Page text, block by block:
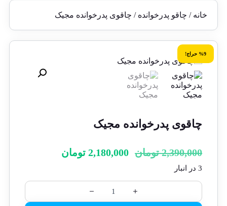
خانه / چاقو پدرخوانده / چاقوی پدرخوانده مجیک
%9 حراج!
چاقوی پدرخوانده مجیک
2,390,000 تومان 2,180,000 تومان
3 در انبار